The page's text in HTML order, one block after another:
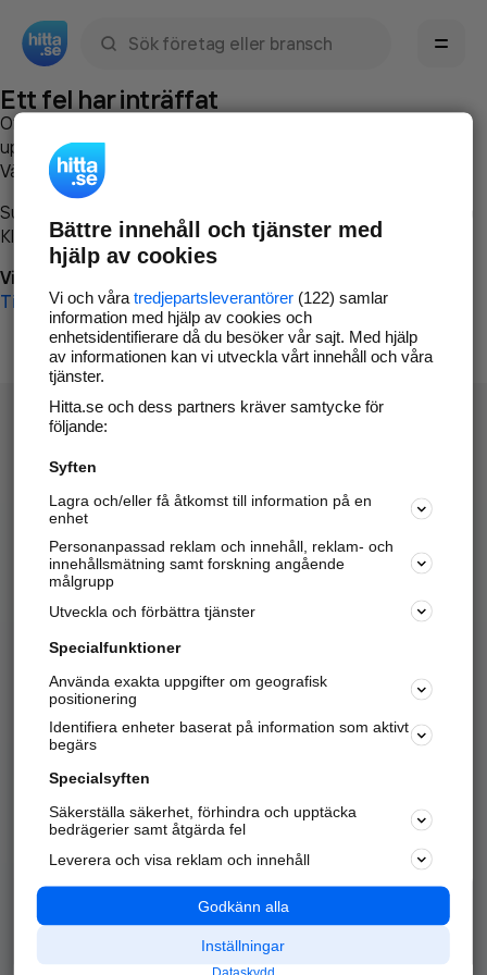
Ett fel har inträffat
Om du vill kan du
uppstod så att vi lättare och snabbare kan avhjälpa det.
Vänligen försök med följande:
Surfa till
Klicka påTillbaka-knappen i webbläsaren och försök igen
Vi beklagar besväret!
Till startsidan
Hitta.se - Gratis nummerupplysning.
Sök företag, personer och platser.
Hitta telefonnummer, adresser, företagsinfo mm.
Marknadsför företaget
Kom igång och annonsera mot
samarbetspartners nära dig.
Alla kategorier
Populära sökningar
API & Kartor
Annonsera
Integritet
Nödnummer
Bättre innehåll och tjänster med
hjälp av cookies
Vi och våra tredjepartsleverantörer(122) samlar
information med hjälp av cookies och
enhetsidentifierare då du besöker vår sajt. Med hjälp
av informationen kan vi utveckla vårt innehåll och våra
tjänster.
Hitta.se och dess partners kräver samtycke för
följande:
Syften
Lagra och/eller få åtkomst till information på en
enhet
Personanpassad reklam och innehåll, reklam- och
innehållsmätning samt forskning angående
målgrupp
Utveckla och förbättra tjänster
Specialfunktioner
Använda exakta uppgifter om geografisk
positionering
Identifiera enheter baserat på information som aktivt
begärs
Specialsyften
Säkerställa säkerhet, förhindra och upptäcka
bedrägerier samt åtgärda fel
Leverera och visa reklam och innehåll
Godkänn alla
Inställningar
Dataskydd